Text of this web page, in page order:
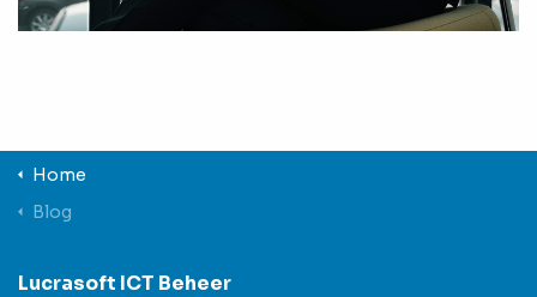
Home
Blog
Lucrasoft ICT Beheer